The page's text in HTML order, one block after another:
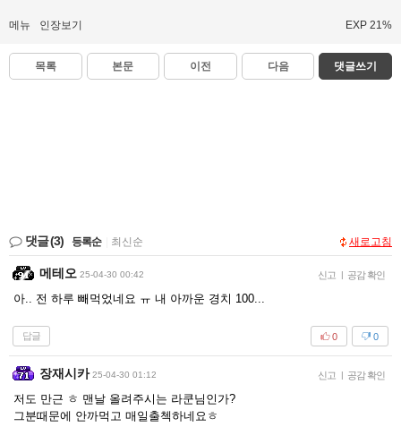
메뉴 인장보기 EXP 21%
목록 본문 이전 다음 댓글쓰기
댓글(3) 등록순 최신순 새로고침
메테오 25-04-30 00:42 신고 | 공감 확인
아.. 전 하루 빼먹었네요 ㅠ 내 아까운 경치 100...
답글 0
0
장재시카 25-04-30 01:12 신고 | 공감 확인
저도 만근 ㅎ 맨날 올려주시는 라쿤님인가?
그분때문에 안까먹고 매일출첵하네요ㅎ